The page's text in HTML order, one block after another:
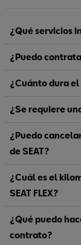
¿Qué servicios
¿Puedo
¿Cuánto dura el
¿Se requiere
¿Puedo
de SEAT?
¿Cuál es el
SEAT FLEX?
¿Qué puedo
contrato?